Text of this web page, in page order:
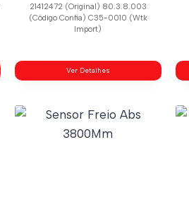
21412472 (Original) 80.3.8.003
(Código Confia) C35-0010 (Wtk
Import)
Ver Detalhes